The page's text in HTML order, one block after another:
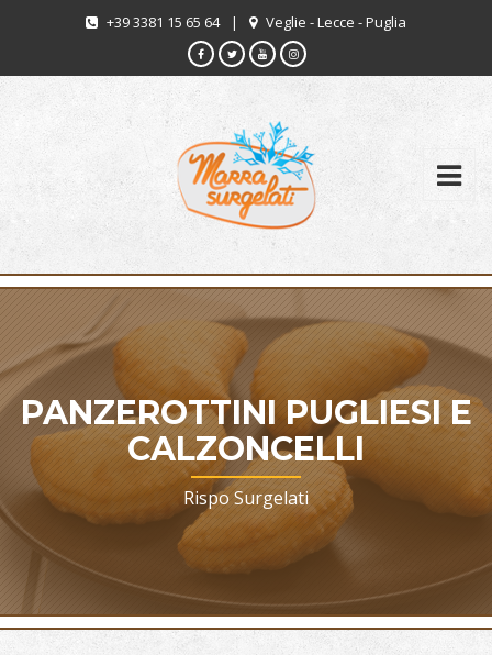
+39 3381 15 65 64 | Veglie - Lecce - Puglia
PANZEROTTINI PUGLIESI E
CALZONCELLI
Rispo Surgelati